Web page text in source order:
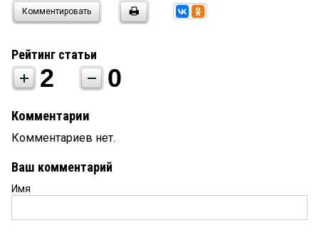
Комментировать
Рейтинг статьи
2 0
Комментарии
Комментариев нет.
Ваш комментарий
Имя